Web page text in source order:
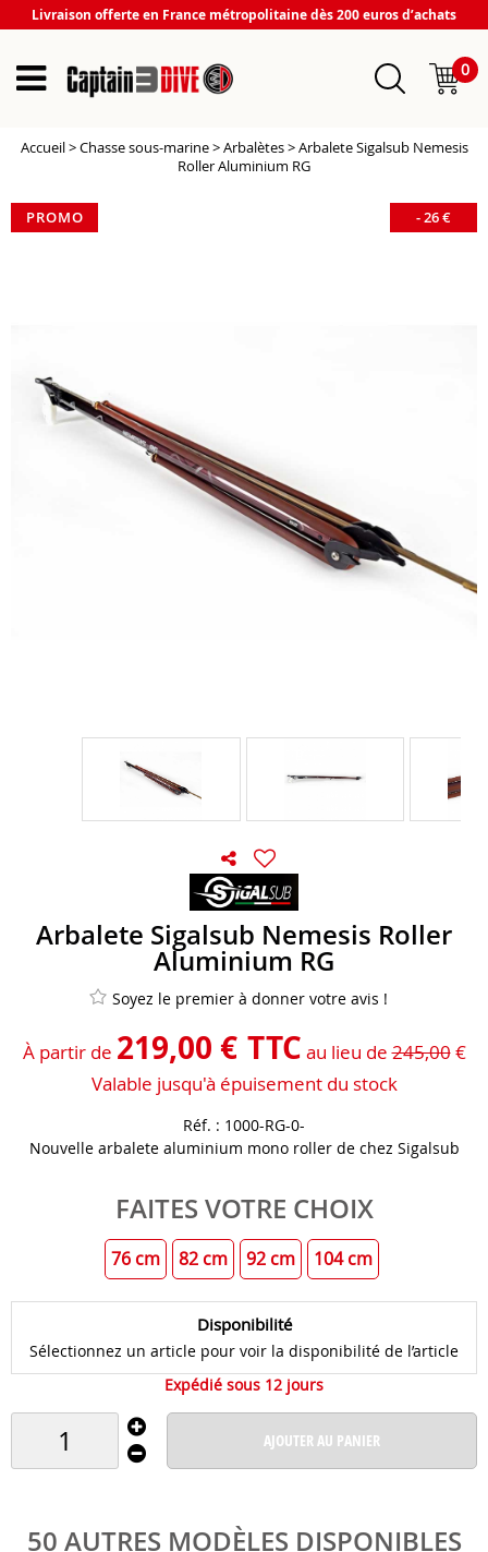
Livraison offerte en France métropolitaine dès 200 euros d’achats
0
Accueil >Chasse sous-marine >Arbalètes >Arbalete Sigalsub Nemesis
Roller Aluminium RG
PROMO -26€
Arbalete Sigalsub Nemesis Roller
Aluminium RG
Soyez le premier à donner votre avis !
À partir de 219,00 € TTC au lieu de245,00€
Valable jusqu'à épuisement du stock
Réf. : 1000-RG-0-
Nouvelle arbalete aluminium mono roller de chez Sigalsub
FAITES VOTRE CHOIX
76 cm 82 cm 92 cm 104 cm
Disponibilité
Sélectionnez un article pour voir la disponibilité de l’article
Expédié sous 12 jours
AJOUTER AU PANIER
50 AUTRES MODÈLES DISPONIBLES